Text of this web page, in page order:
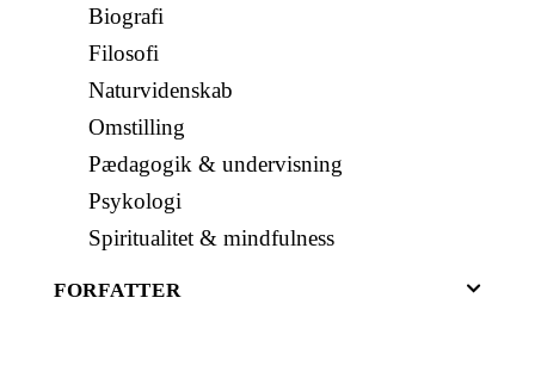
Biografi
Filosofi
Naturvidenskab
Omstilling
Pædagogik & undervisning
Psykologi
Spiritualitet & mindfulness
FORFATTER